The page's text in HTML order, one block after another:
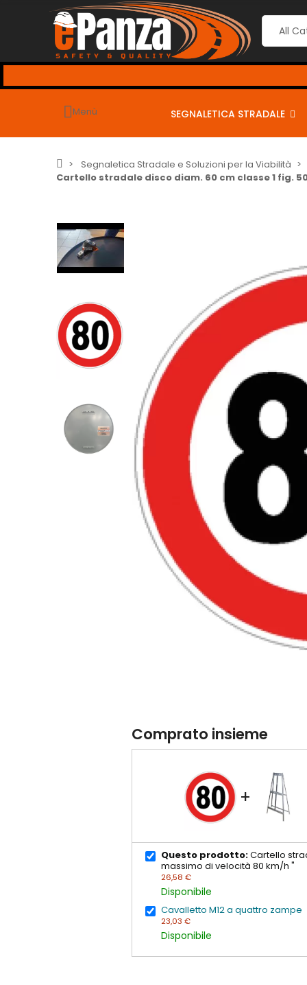
Menù SEGNALETICA STRADALE
Segnaletica Stradale e Soluzioni per la Viabilità
Cartello stradale disco diam. 60 cm classe 1 fig.
Comprato insieme
+
Questo prodotto:Cartello
massimo di velocità 80 km/h "
26,58 €
Disponibile
Cavalletto M12 a quattro zampe
23,03 €
Disponibile